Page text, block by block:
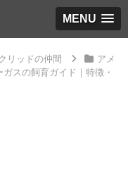
MENU
リッドの仲間
アメ
スの飼育ガイド｜特徴・